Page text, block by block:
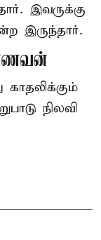
இவருக்கு
இருந்தார்.
நிலவி